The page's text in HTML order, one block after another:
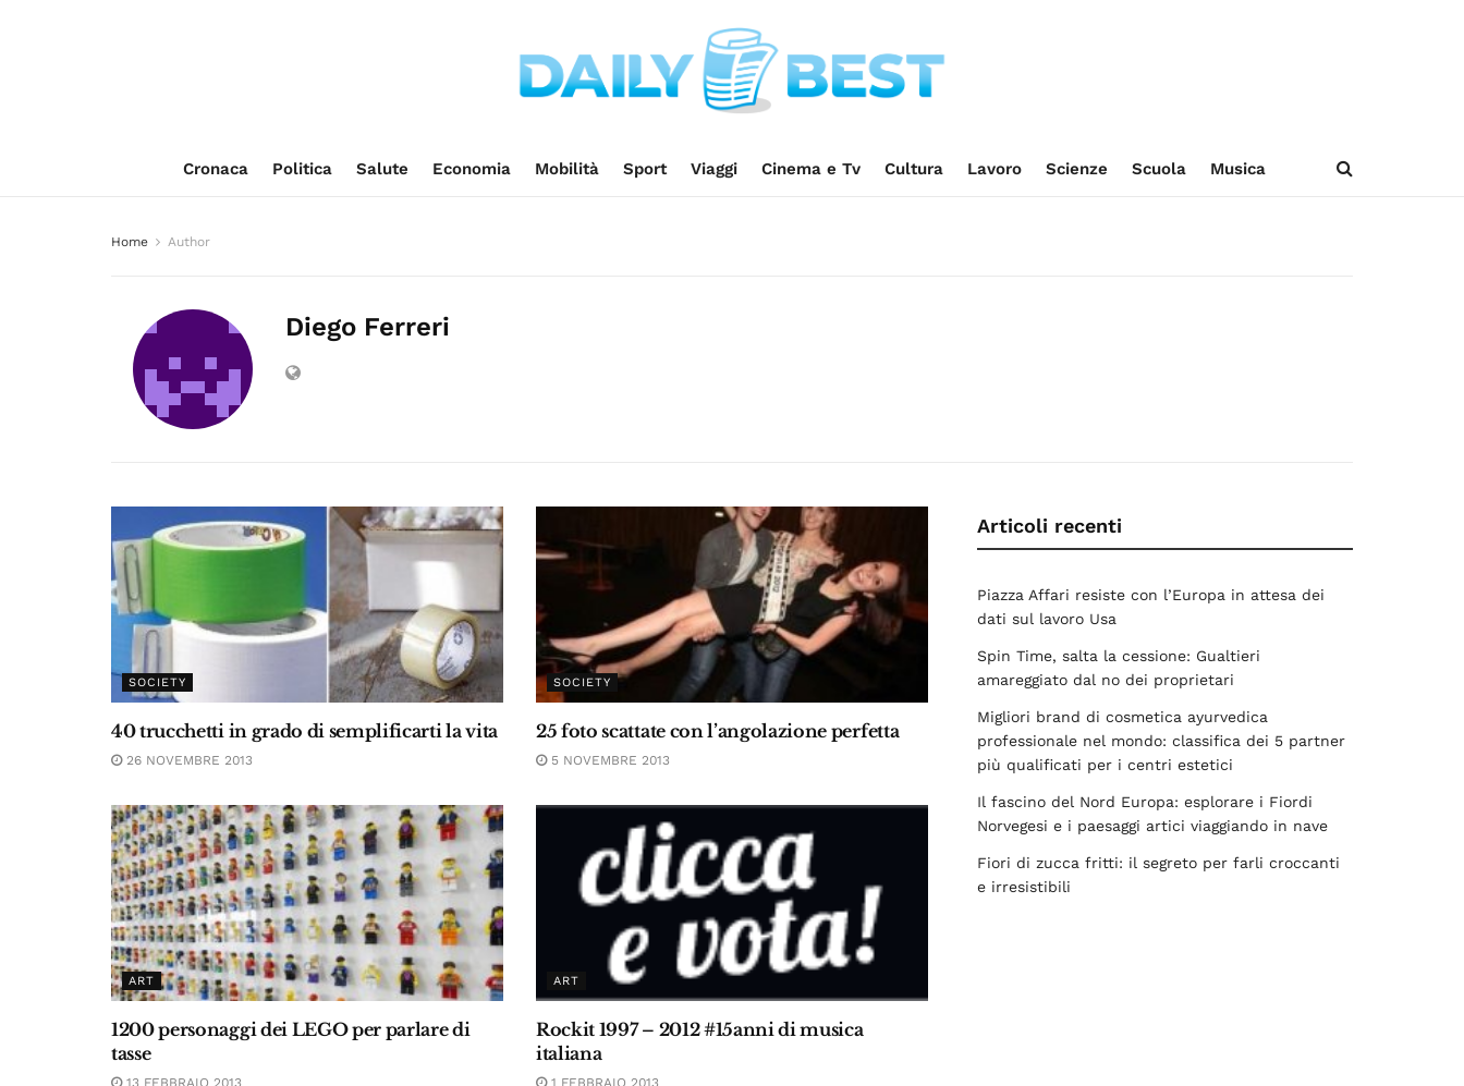
Cronaca Politica Salute Economia Mobilità Sport Viaggi Cinema e Tv Cultura Lavoro Scienze Scuola Musica
Home Author
Diego Ferreri
SOCIETY
40 trucchetti in grado di semplificarti la vita
26 NOVEMBRE 2013
SOCIETY
25 foto scattate con l’angolazione perfetta
5 NOVEMBRE 2013
ART
1200 personaggi dei LEGO per parlare di
tasse
13 FEBBRAIO 2013
ART
Rockit 1997 – 2012 #15anni di musica
italiana
1 FEBBRAIO 2013
Articoli recenti
Piazza Affari resiste con l’Europa in attesa dei
dati sul lavoro Usa
Spin Time, salta la cessione: Gualtieri
amareggiato dal no dei proprietari
Migliori brand di cosmetica ayurvedica
professionale nel mondo: classifica dei 5 partner
più qualificati per i centri estetici
Il fascino del Nord Europa: esplorare i Fiordi
Norvegesi e i paesaggi artici viaggiando in nave
Fiori di zucca fritti: il segreto per farli croccanti
e irresistibili